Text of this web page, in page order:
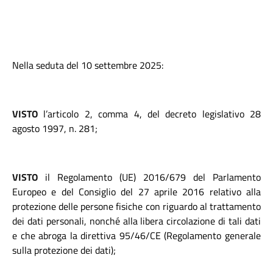
Nella seduta del 10 settembre 2025:
VISTO l’articolo 2, comma 4, del decreto legislativo 28
agosto 1997, n. 281;
VISTO il Regolamento (UE) 2016/679 del Parlamento
Europeo e del Consiglio del 27 aprile 2016 relativo alla
protezione delle persone fisiche con riguardo al trattamento
dei dati personali, nonché alla libera circolazione di tali dati
e che abroga la direttiva 95/46/CE (Regolamento generale
sulla protezione dei dati);